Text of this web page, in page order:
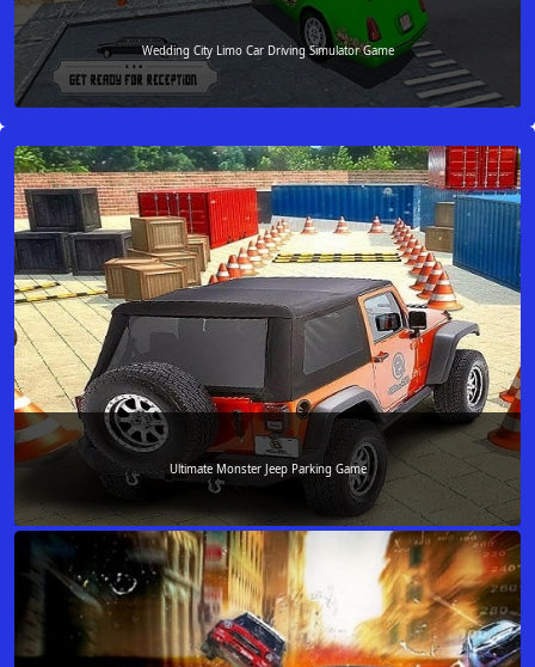
Wedding City Limo Car Driving Simulator Game
Ultimate Monster Jeep Parking Game